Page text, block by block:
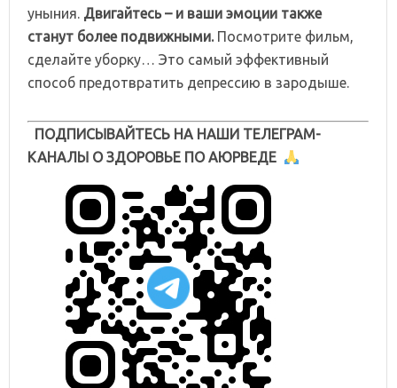
уныния. Двигайтесь – и ваши эмоции также
станут более подвижными. Посмотрите фильм,
сделайте уборку… Это самый эффективный
способ предотвратить депрессию в зародыше.
ПОДПИСЫВАЙТЕСЬ НА НАШИ ТЕЛЕГРАМ-
КАНАЛЫ О ЗДОРОВЬЕ ПО АЮРВЕДЕ